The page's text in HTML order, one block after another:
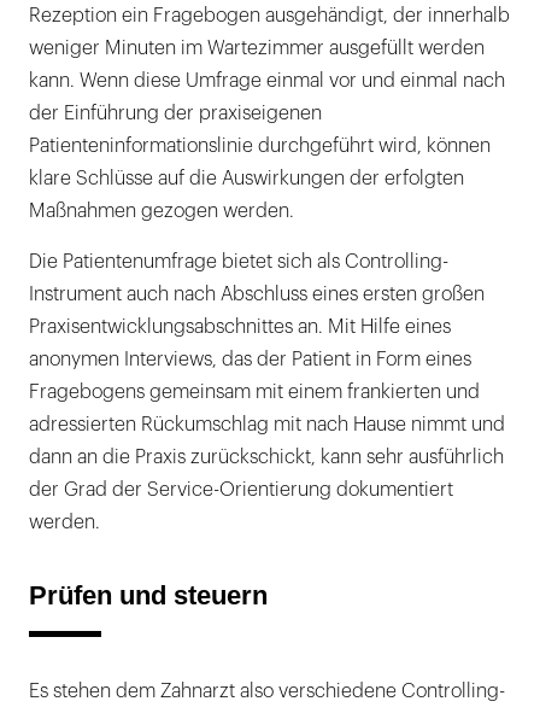
Rezeption ein Fragebogen ausgehändigt, der innerhalb
weniger Minuten im Wartezimmer ausgefüllt werden
kann. Wenn diese Umfrage einmal vor und einmal nach
der Einführung der praxiseigenen
Patienteninformationslinie durchgeführt wird, können
klare Schlüsse auf die Auswirkungen der erfolgten
Maßnahmen gezogen werden.
Die Patientenumfrage bietet sich als Controlling-
Instrument auch nach Abschluss eines ersten großen
Praxisentwicklungsabschnittes an. Mit Hilfe eines
anonymen Interviews, das der Patient in Form eines
Fragebogens gemeinsam mit einem frankierten und
adressierten Rückumschlag mit nach Hause nimmt und
dann an die Praxis zurückschickt, kann sehr ausführlich
der Grad der Service-Orientierung dokumentiert
werden.
Prüfen und steuern
Es stehen dem Zahnarzt also verschiedene Controlling-